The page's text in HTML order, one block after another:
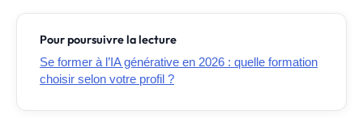
Pour poursuivre la lecture
Se former à l’IA générative en 2026 : quelle formation
choisir selon votre profil ?